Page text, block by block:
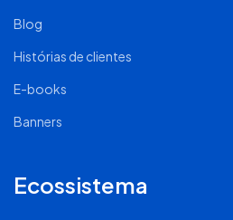
Blog
Histórias de clientes
E-books
Banners
Ecossistema